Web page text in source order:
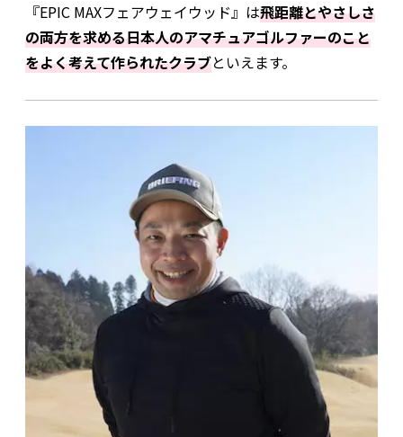
『EPIC MAXフェアウェイウッド』は飛距離とやさしさ
の両方を求める日本人のアマチュアゴルファーのこと
をよく考えて作られたクラブといえます。